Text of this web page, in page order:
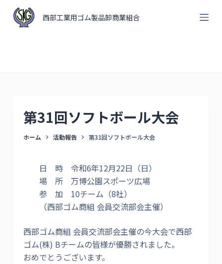
コ
ン
西部工業用ゴム製品卸商業組合
第31回ソフトボール大会
ホーム 活動報告 第31回ソフトボール大会
日 時 令和6年12月22日（日）
場 所 万博公園スポーツ広場
参 加 10チーム（8社）
（西部ゴム商組 会員交流部会主催）
西部ゴム商組 会員交流部会主催の今大会で西部
ゴム(株) Bチームの皆様が優勝されました。
おめでとうございます。